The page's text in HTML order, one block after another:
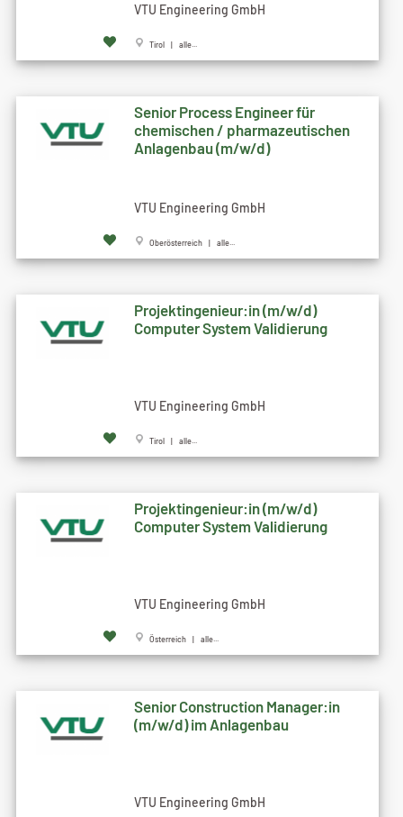
VTU Engineering GmbH
Tirol | alle...
Senior Process Engineer für
chemischen / pharmazeutischen
Anlagenbau (m/w/d)
VTU Engineering GmbH
Oberösterreich | alle...
Projektingenieur:in (m/w/d)
Computer System Validierung
VTU Engineering GmbH
Tirol | alle...
Projektingenieur:in (m/w/d)
Computer System Validierung
VTU Engineering GmbH
Österreich | alle...
Senior Construction Manager:in
(m/w/d) im Anlagenbau
VTU Engineering GmbH